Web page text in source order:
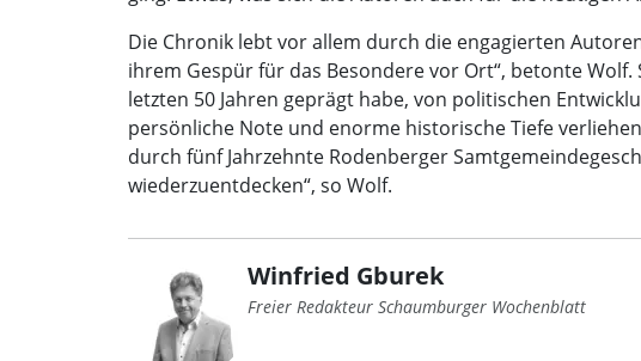
Die Chronik lebt vor allem durch die engagierten
ihrem Gespür für das Besondere vor Ort“, betonte
letzten 50 Jahren geprägt habe, von politischen
persönliche Note und enorme historische Tiefe
durch fünf Jahrzehnte Rodenberger
wiederzuentdecken“, so Wolf.
Winfried Gburek
Freier Redakteur Schaumburger Wochenblatt